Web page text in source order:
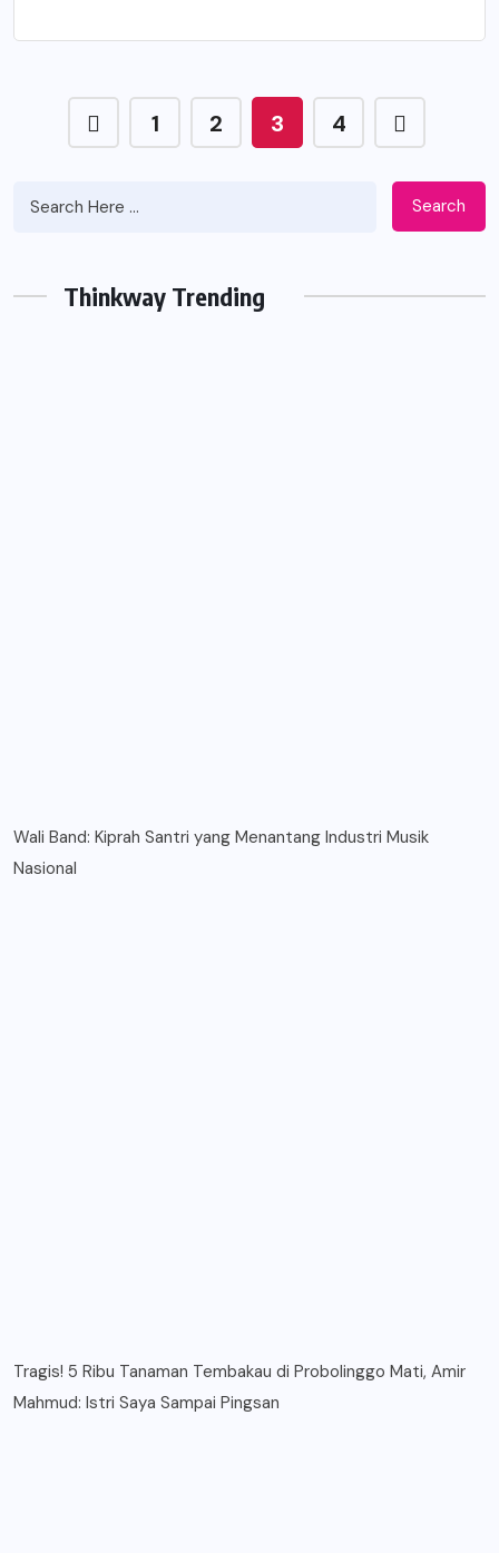
1 2 3 4
Search
Thinkway Trending
Wali Band: Kiprah Santri yang Menantang Industri Musik
Nasional
Tragis! 5 Ribu Tanaman Tembakau di Probolinggo Mati, Amir
Mahmud: Istri Saya Sampai Pingsan